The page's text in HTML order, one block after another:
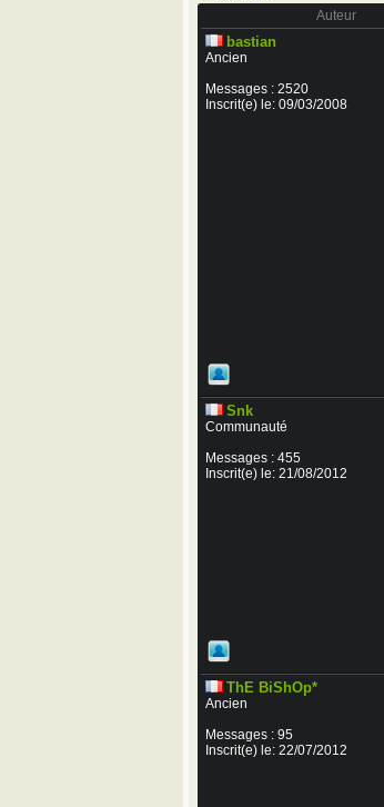
Auteur
bastian
Ancien
Messages : 2520
Inscrit(e) le: 09/03/2008
Snk
Communauté
Messages : 455
Inscrit(e) le: 21/08/2012
ThE BiShOp*
Ancien
Messages : 95
Inscrit(e) le: 22/07/2012